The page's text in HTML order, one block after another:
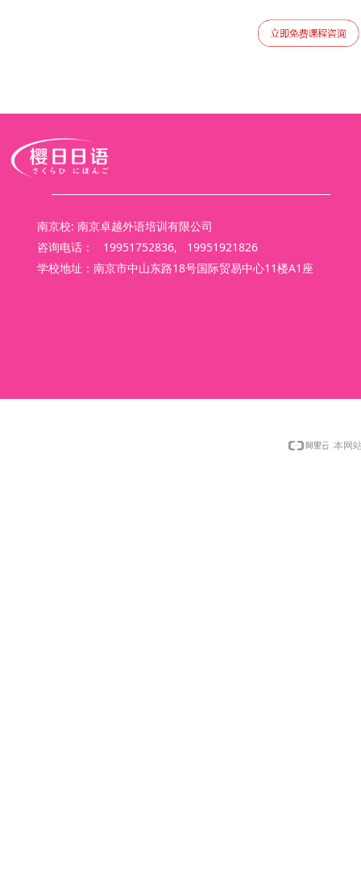
南京校: 南京卓越外语培训有限公司
咨询电话： 19951752836, 19951921826
学校地址：南京市中山东路18号国际贸易中心11楼A1座
本网